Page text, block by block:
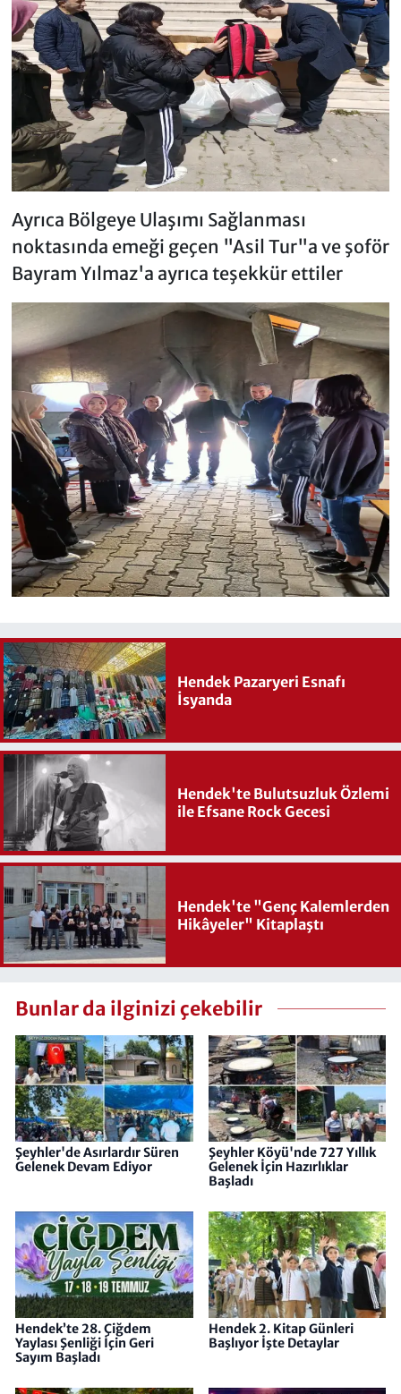
Ayrıca Bölgeye Ulaşımı Sağlanması
noktasında emeği geçen "Asil Tur"a ve şoför
Bayram Yılmaz'a ayrıca teşekkür ettiler
Hendek Pazaryeri Esnafı
İsyanda
Hendek'te Bulutsuzluk Özlemi
ile Efsane Rock Gecesi
Hendek'te "Genç Kalemlerden
Hikâyeler" Kitaplaştı
Bunlar da ilginizi çekebilir
Şeyhler'de Asırlardır Süren
Gelenek Devam Ediyor
Şeyhler Köyü'nde 727 Yıllık
Gelenek İçin Hazırlıklar
Başladı
Hendek’te 28. Çiğdem
Yaylası Şenliği İçin Geri
Sayım Başladı
Hendek 2. Kitap Günleri
Başlıyor İşte Detaylar